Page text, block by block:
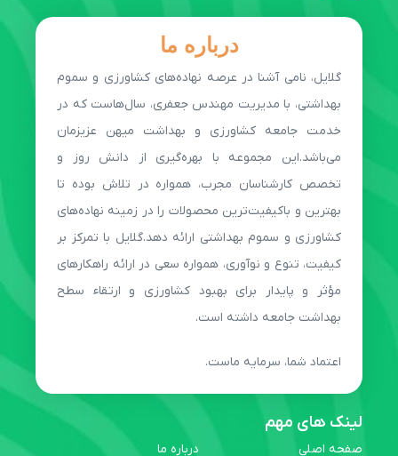
لینک های مهم
صفحه اصلی درباره ما
درباره ما
گلایل، نامی آشنا در عرصه نهاده‌های کشاورزی و سموم
بهداشتی، با مدیریت مهندس جعفری، سال‌هاست که در
خدمت جامعه کشاورزی و بهداشت میهن عزیزمان
می‌باشد.این مجموعه با بهره‌گیری از دانش روز و
تخصص کارشناسان مجرب، همواره در تلاش بوده تا
بهترین و باکیفیت‌ترین محصولات را در زمینه نهاده‌های
کشاورزی و سموم بهداشتی ارائه دهد.گلایل با تمرکز بر
کیفیت، تنوع و نوآوری، همواره سعی در ارائه راهکارهای
مؤثر و پایدار برای بهبود کشاورزی و ارتقاء سطح
بهداشت جامعه داشته است.
اعتماد شما، سرمایه ماست.